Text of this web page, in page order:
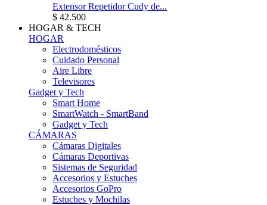
Extensor Repetidor Cudy de...
$ 42.500
HOGAR & TECH
HOGAR
Electrodomésticos
Cuidado Personal
Aire Libre
Televisores
Gadget y Tech
Smart Home
SmartWatch - SmartBand
Gadget y Tech
CÁMARAS
Cámaras Digitales
Cámaras Deportivas
Sistemas de Seguridad
Accesorios y Estuches
Accesorios GoPro
Estuches y Mochilas